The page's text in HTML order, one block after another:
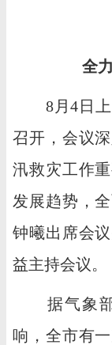
全
8月4日上
召开，会议
汛救灾工作
发展趋势，
钟曦出席会
益主持会议。
据气象部
响，全市有